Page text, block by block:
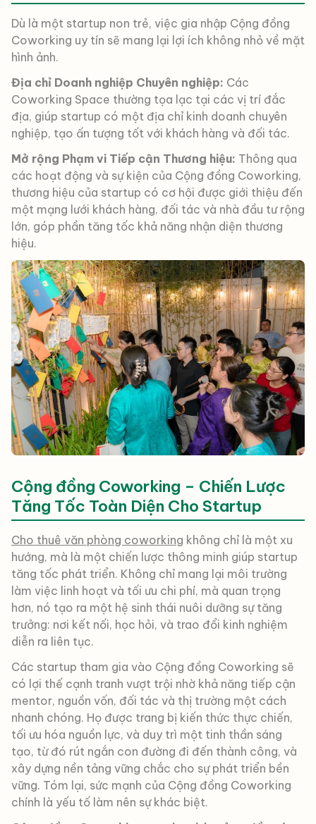
Dù là một startup non trẻ, việc gia nhập Cộng đồng
Coworking uy tín sẽ mang lại lợi ích không nhỏ về mặt
hình ảnh.
Địa chỉ Doanh nghiệp Chuyên nghiệp: Các
Coworking Space thường tọa lạc tại các vị trí đắc
địa, giúp startup có một địa chỉ kinh doanh chuyên
nghiệp, tạo ấn tượng tốt với khách hàng và đối tác.
Mở rộng Phạm vi Tiếp cận Thương hiệu: Thông qua
các hoạt động và sự kiện của Cộng đồng Coworking,
thương hiệu của startup có cơ hội được giới thiệu đến
một mạng lưới khách hàng, đối tác và nhà đầu tư rộng
lớn, góp phần tăng tốc khả năng nhận diện thương
hiệu.
Cộng đồng Coworking – Chiến Lược
Tăng Tốc Toàn Diện Cho Startup
Cho thuê văn phòng coworking không chỉ là một xu
hướng, mà là một chiến lược thông minh giúp startup
tăng tốc phát triển. Không chỉ mang lại môi trường
làm việc linh hoạt và tối ưu chi phí, mà quan trọng
hơn, nó tạo ra một hệ sinh thái nuôi dưỡng sự tăng
trưởng: nơi kết nối, học hỏi, và trao đổi kinh nghiệm
diễn ra liên tục.
Các startup tham gia vào Cộng đồng Coworking sẽ
có lợi thế cạnh tranh vượt trội nhờ khả năng tiếp cận
mentor, nguồn vốn, đối tác và thị trường một cách
nhanh chóng. Họ được trang bị kiến thức thực chiến,
tối ưu hóa nguồn lực, và duy trì một tinh thần sáng
tạo, từ đó rút ngắn con đường đi đến thành công, và
xây dựng nền tảng vững chắc cho sự phát triển bền
vững. Tóm lại, sức mạnh của Cộng đồng Coworking
chính là yếu tố làm nên sự khác biệt.